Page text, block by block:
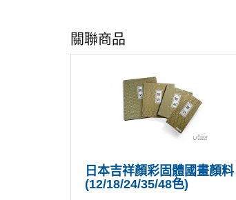
關聯商品
日本吉祥顏彩固體國畫顏料
(12/18/24/35/48色)